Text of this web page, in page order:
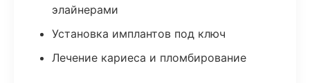
элайнерами
Установка имплантов под ключ
Лечение кариеса и пломбирование